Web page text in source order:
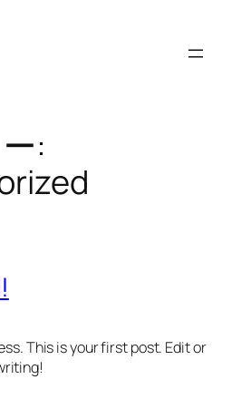
:
This is your first post. Edit or